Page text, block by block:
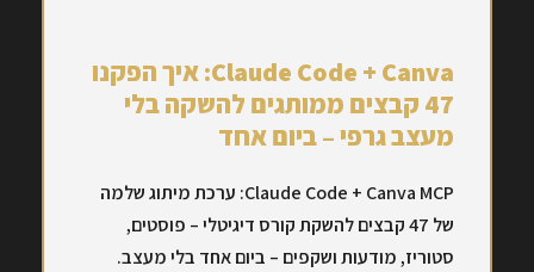
Claude Code + Canva: איך הפקנו
47 קבצים ממותגים להשקה בלי
מעצב גרפי – ביום אחד
Claude Code + Canva MCP: ערכת מיתוג שלמה
של 47 קבצים להשקת קורס דיגיטלי – פוסטים,
סטוריז, מודעות ושקפים – ביום אחד בלי מעצב.